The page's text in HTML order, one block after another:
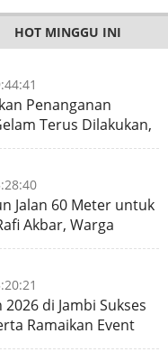
HOT MINGGU INI
Penanganan
Terus Dilakukan,
Jalan 60 Meter untuk
Akbar, Warga
di Jambi Sukses
Ramaikan Event